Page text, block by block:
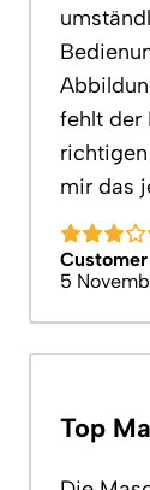
fehlt der
richtigen
mir das
Customer
5
Top